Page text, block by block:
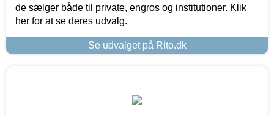
de sælger både til private, engros og institutioner. Klik
her for at se deres udvalg.
Se udvalget på Rito.dk